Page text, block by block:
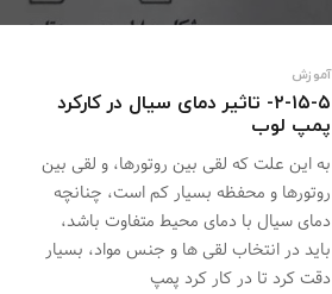
آموزش
۲-۱۵-۵- تاثیر دمای سیال در کارکرد
پمپ لوب
به این علت که لقی بین روتورها، و لقی بین
روتورها و محفظه بسیار کم است، چنانچه
دمای سیال با دمای محیط متفاوت باشد،
باید در انتخاب لقی ها و جنس مواد، بسیار
دقت کرد تا در کار کرد پمپ